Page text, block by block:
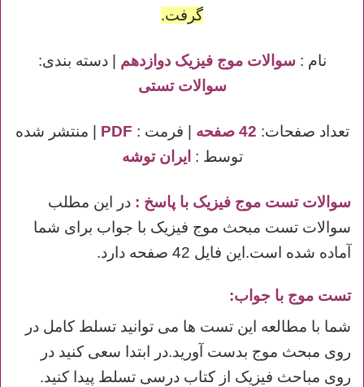
گرفت.
نام : سوالات موج فیزیک دوازدهم
| دسته بندی:
سوالات تستی
تعداد صفحات: 42 صفحه | فرمت :
| منتشر شده
توسط : ایران توشه
سوالات تست موج فیزیک با پاسخ : در این مطلب
سوالات تست مبحث موج فیزیک با جواب برای شما
آماده شده است.این فایل 42 صفحه دارد.
تست موج با جواب:
شما با مطالعه این تست ها می توانید تسلط کامل در
روی مبحث موج بدست آورید.در ابتدا سعی کنید در
روی مباحث فیزیک از کتاب درسی تسلط پیدا کنید.